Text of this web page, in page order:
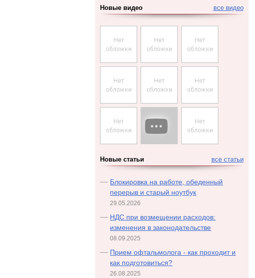
все видео
Новые видео
все статьи
Новые статьи
Блокировка на работе, обеденный
перерыв и старый ноутбук
29.05.2026
НДС при возмещении расходов:
изменения в законодательстве
08.09.2025
Прием офтальмолога - как проходит и
как подготовиться?
26.08.2025